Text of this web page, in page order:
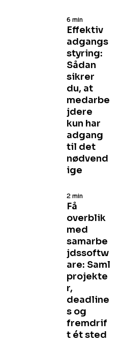
Effektiv
adgangs
styring:
Sådan
sikrer
du, at
medarbe
jdere
kun har
adgang
til det
nødvend
ige
6 min
Få
overblik
med
samarbe
jdssoftw
are: Saml
projekte
r,
deadline
s og
fremdrif
t ét sted
2 min